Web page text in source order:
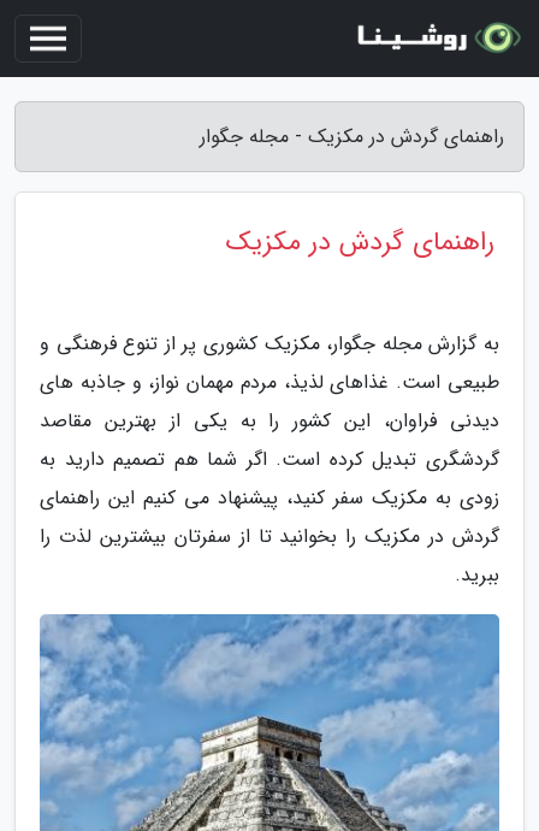
راهنمای گردش در مکزیک - مجله جگوار
راهنمای گردش در مکزیک
به گزارش مجله جگوار، مکزیک کشوری پر از تنوع فرهنگی و
طبیعی است. غذاهای لذیذ، مردم مهمان نواز، و جاذبه های
دیدنی فراوان، این کشور را به یکی از بهترین مقاصد
گردشگری تبدیل کرده است. اگر شما هم تصمیم دارید به
زودی به مکزیک سفر کنید، پیشنهاد می کنیم این راهنمای
گردش در مکزیک را بخوانید تا از سفرتان بیشترین لذت را
ببرید.